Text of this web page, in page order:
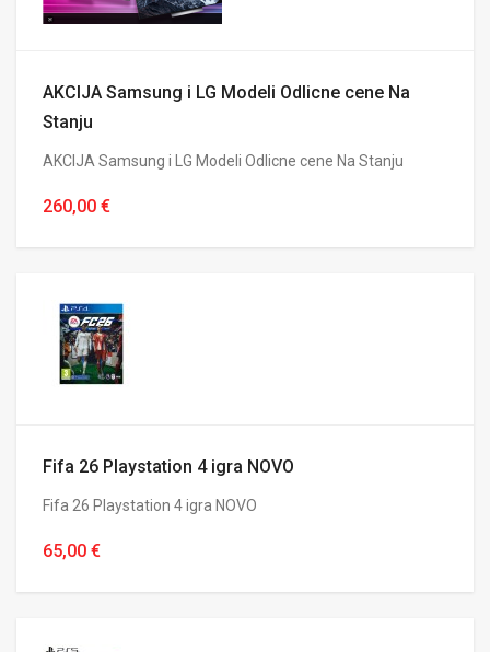
AKCIJA Samsung i LG Modeli Odlicne cene Na
Stanju
AKCIJA Samsung i LG Modeli Odlicne cene Na Stanju
260,00 €
Fifa 26 Playstation 4 igra NOVO
Fifa 26 Playstation 4 igra NOVO
65,00 €